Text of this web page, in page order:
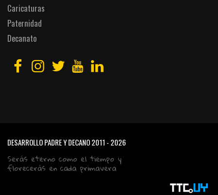
Caricaturas
Paternidad
Decanato
DESARROLLO PADRE Y DECANO2011 - 2026
Serás eterno como el tiempo y
florecerás en cada primavera